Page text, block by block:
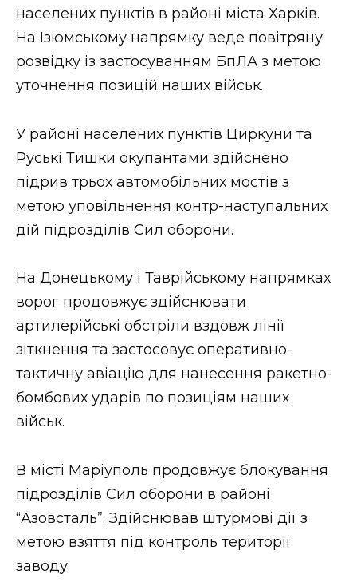
населених пунктів в районі міста Харків.
На Ізюмському напрямку веде повітряну
розвідку із застосуванням БпЛА з метою
уточнення позицій наших військ.
У районі населених пунктів Циркуни та
Руські Тишки окупантами здійснено
підрив трьох автомобільних мостів з
метою уповільнення контр-наступальних
дій підрозділів Сил оборони.
На Донецькому і Таврійському напрямках
ворог продовжує здійснювати
артилерійські обстріли вздовж лінії
зіткнення та застосовує оперативно-
тактичну авіацію для нанесення ракетно-
бомбових ударів по позиціям наших
військ.
В місті Маріуполь продовжує блокування
підрозділів Сил оборони в районі
“Азовсталь”. Здійснював штурмові дії з
метою взяття під контроль території
заводу.